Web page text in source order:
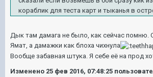
кораблик для теста карт и тыканья в
Дык там дамага не было, как сейчас помню.
Ямат, а дамажки как блоха чихнула
Вообще забавная штука. Я себе её на прод
Изменено 25 фев 2016, 07:48:25